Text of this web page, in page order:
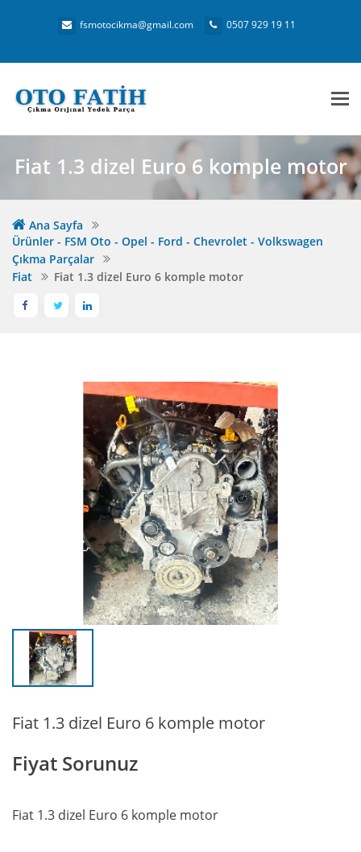
fsmotocikma@gmail.com 0507 929 19 11
Fiat 1.3 dizel Euro 6 komple motor
Ana Sayfa
Ürünler - FSM Oto - Opel - Ford - Chevrolet - Volkswagen
Çıkma Parçalar
Fiat
Fiat 1.3 dizel Euro 6 komple motor
Fiat 1.3 dizel Euro 6 komple motor
Fiyat Sorunuz
Fiat 1.3 dizel Euro 6 komple motor